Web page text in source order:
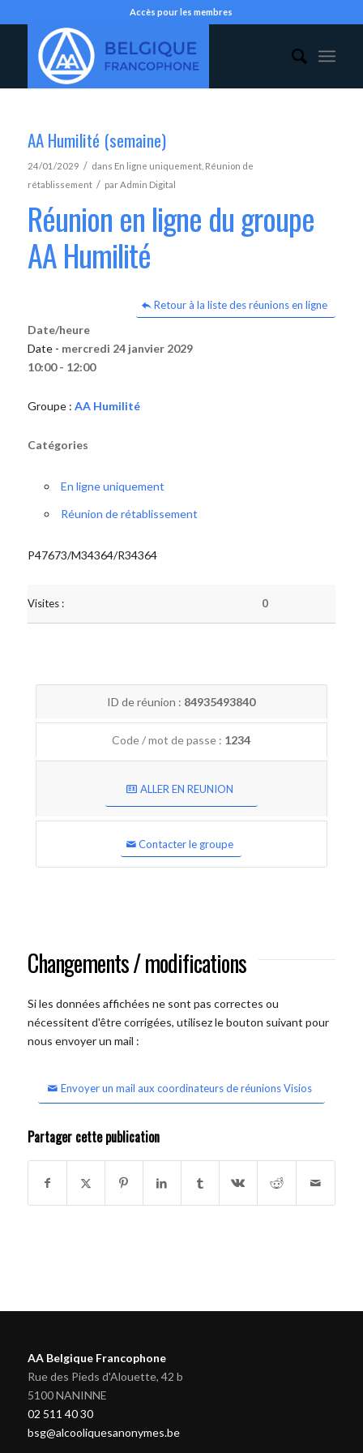
Accès pour les membres
AA Humilité (semaine)
24/01/2029 / dans En ligne uniquement, Réunion de
rétablissement / parAdmin Digital
Réunion en ligne du groupe
AA Humilité
Retour à la liste des réunions en ligne
Date/heure
Date - mercredi 24 janvier 2029
10:00 - 12:00
Groupe : AA Humilité
Catégories
En ligne uniquement
Réunion de rétablissement
P47673/M34364/R34364
Visites : 0
ID de réunion : 84935493840
Code / mot de passe : 1234
ALLER EN REUNION
Contacter le groupe
Changements / modifications
Si les données affichées ne sont pas correctes ou
nécessitent d'être corrigées, utilisez le bouton suivant pour
nous envoyer un mail :
Envoyer un mail aux coordinateurs de réunions Visios
Partager cette publication
AA Belgique Francophone
Rue des Pieds d'Alouette, 42 b
5100 NANINNE
02 511 40 30
bsg@alcooliquesanonymes.be